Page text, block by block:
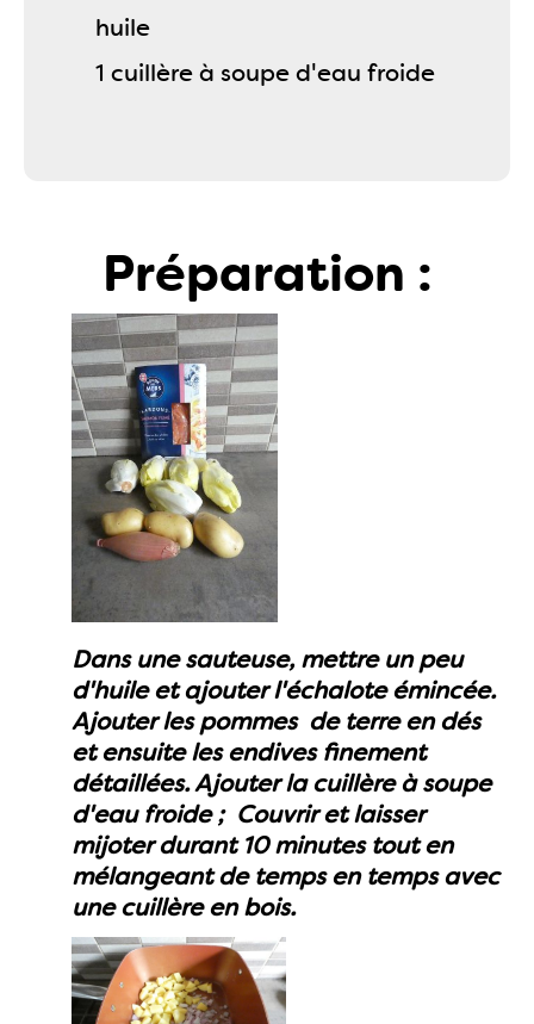
huile
1 cuillère à soupe d'eau froide
Préparation :
Dans une sauteuse, mettre un peu
d'huile et ajouter l'échalote émincée.
Ajouter les pommes de terre en dés
et ensuite les endives finement
détaillées. Ajouter la cuillère à soupe
d'eau froide ; Couvrir et laisser
mijoter durant 10 minutes tout en
mélangeant de temps en temps avec
une cuillère en bois.